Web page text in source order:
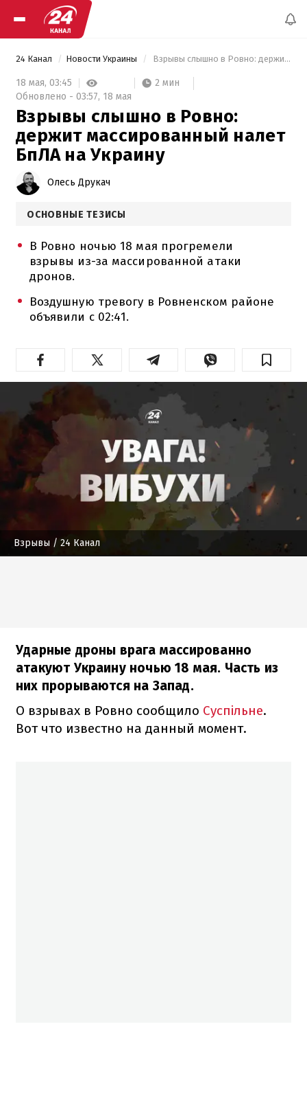
24 Канал Новости Украины Взрывы слышно в Ровно: держит массированный налет БпЛА на Украину
18 мая, 03:45
2 мин
Обновлено - 03:57, 18 мая
Взрывы слышно в Ровно:
держит массированный налет
БпЛА на Украину
Олесь Друкач
ОСНОВНЫЕ ТЕЗИСЫ
В Ровно ночью 18 мая прогремели
взрывы из-за массированной атаки
дронов.
Воздушную тревогу в Ровненском районе
объявили с 02:41.
Взрывы / 24 Канал
Ударные дроны врага массированно
атакуют Украину ночью 18 мая. Часть из
них прорываются на Запад.
О взрывах в Ровно сообщило Суспільне.
Вот что известно на данный момент.